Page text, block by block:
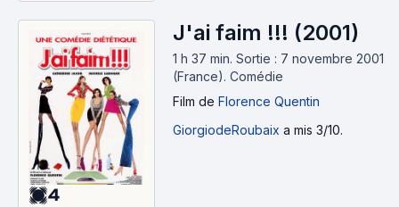
4
J'ai faim !!! (2001)
1 h 37 min. Sortie : 7 novembre 2001
(France). Comédie
Film de Florence Quentin
GiorgiodeRoubaix a mis 3/10.